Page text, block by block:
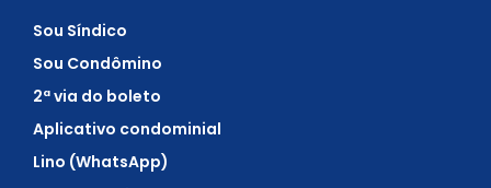
Sou Síndico
Sou Condômino
2ª via do boleto
Aplicativo condominial
Lino (WhatsApp)